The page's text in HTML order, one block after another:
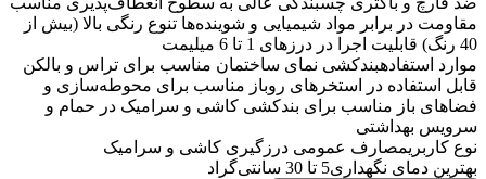
مقاومت در برابر مواد شیمیایی و شوینده‌ها تنوع رنگی بالا (بیش از
40 رنگ) قابلیت اجرا در درزهای 1 تا 6 میلیمت
موارد استفادهبندکشی نمای ساختمان مناسب برای تراس و بالکن
قابل استفاده در استخرهای روباز مناسب برای محوطه‌سازی و
فضاهای باز مناسب برای بندکشی کاشی و سرامیک در حمام و
سرویس بهداشتی
نوع کاربریمصارف عمومی درزگیری کاشی و سرامیک
بهترین دمای نگهداری5 تا 30 سانتی‌گراد